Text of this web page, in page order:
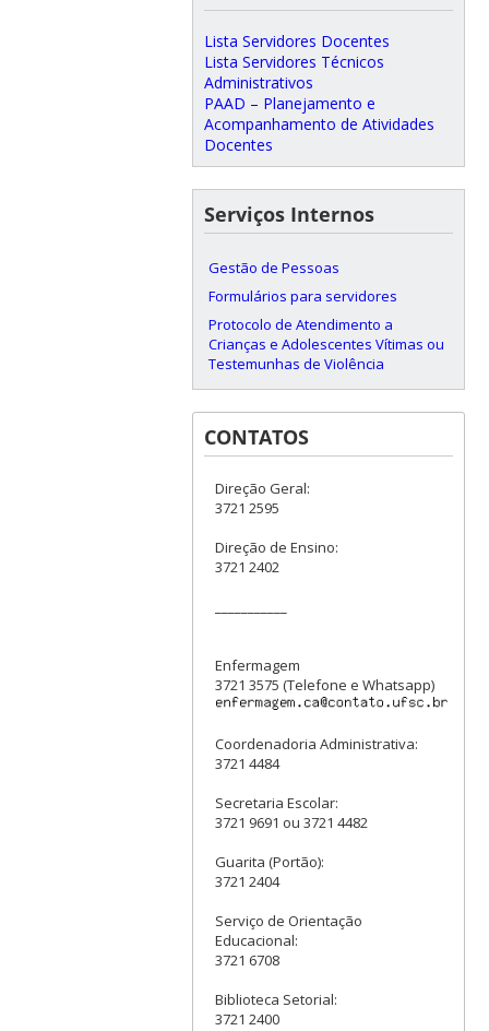
Lista Servidores Docentes
Lista Servidores Técnicos
Administrativos
PAAD – Planejamento e
Acompanhamento de Atividades
Docentes
Serviços Internos
Gestão de Pessoas
Formulários para servidores
Protocolo de Atendimento a
Crianças e Adolescentes Vítimas ou
Testemunhas de Violência
CONTATOS
Direção Geral:
3721 2595
Direção de Ensino:
3721 2402
Enfermagem
3721 3575 (Telefone e Whatsapp)
Coordenadoria Administrativa:
3721 4484
Secretaria Escolar:
3721 9691 ou 3721 4482
Guarita (Portão):
3721 2404
Serviço de Orientação
Educacional:
3721 6708
Biblioteca Setorial:
3721 2400